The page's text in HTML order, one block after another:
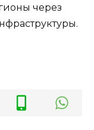
через